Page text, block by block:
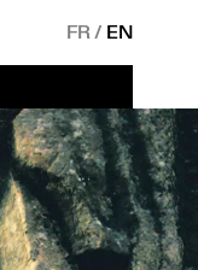
FR/ EN